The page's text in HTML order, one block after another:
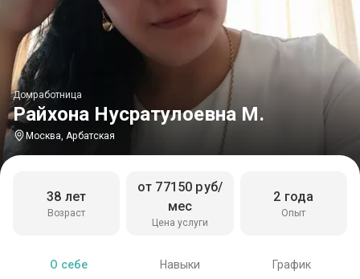
Райхона Нусратулоевна М.
Домработница
Москва, Арбатская
Возраст
38 лет
Цена услуги
от 77150 руб/
мес
Опыт
2 года
О себе Навыки График